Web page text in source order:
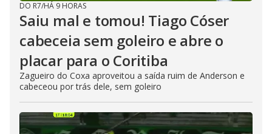
DO R7/HÁ 9 HORAS
Saiu mal e tomou! Tiago Cóser
cabeceia sem goleiro e abre o
placar para o Coritiba
Zagueiro do Coxa aproveitou a saída ruim de Anderson e
cabeceou por trás dele, sem goleiro